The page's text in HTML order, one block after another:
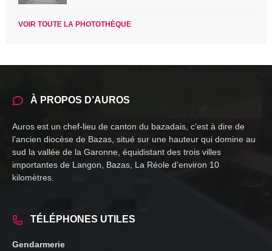
VOIR TOUTE LA PHOTOTHÈQUE
À PROPOS D’AUROS
Auros est un chef-lieu de canton du bazadais, c’est à dire de
l’ancien diocèse de Bazas, situé sur une hauteur qui domine au
sud la vallée de la Garonne, équidistant des trois villes
importantes de Langon, Bazas, La Réole d’environ 10
kilomètres.
TÉLÉPHONES UTILES
Gendarmerie